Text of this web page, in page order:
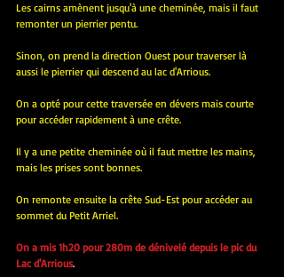
Les cairns amènent jusqu'à une cheminée, mais il faut
remonter un pierrier pentu.
Sinon, on prend la direction Ouest pour traverser là
aussi le pierrier qui descend au lac d'Arrious.
On a opté pour cette traversée en dévers mais courte
pour accéder rapidement à une crête.
Il y a une petite cheminée où il faut mettre les mains,
mais les prises sont bonnes.
On remonte ensuite la crête Sud-Est pour accéder au
sommet du Petit Arriel.
On a mis 1h20 pour 280m de dénivelé depuis le pic du
Lac d'Arrious.